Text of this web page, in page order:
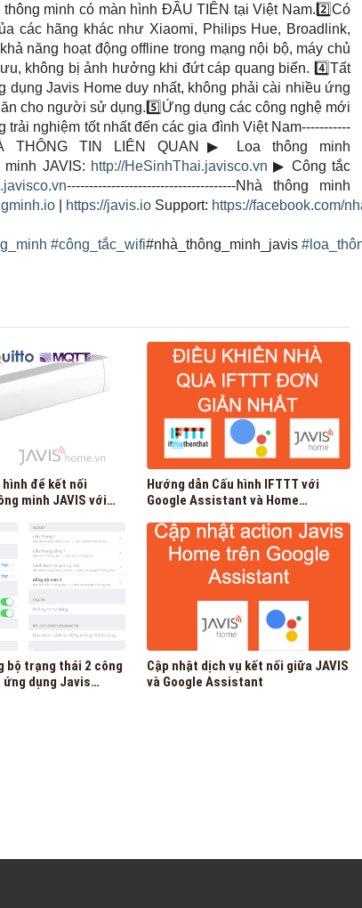
thông minh có màn hình ĐẦU TIÊN tại Việt Nam. 2️⃣Có
các hãng khác như Xiaomi, Philips Hue, Broadlink,
năng hoạt động offline trong mạng nội bộ, máy chủ
không bị ảnh hưởng khi đứt cáp quang biển. 4️⃣Tất
Javis Home duy nhất, không phải cài nhiều ứng
cho người sử dụng. 5️⃣ Ứng dụng các công nghệ mới
nghiệm tốt nhất đến các gia đình Việt Nam-----------
THÔNG TIN LIÊN QUAN
▶
Loa thông minh
JAVIS: http://HeSinhThai.javisco.vn ▶ Công tắc
--------------------------------------Nhà thông minh
https://javis.io Support: https://facebook.com/
#công_tắc_wifi#nhà_thông_minh_javis #
để kết nối
minh JAVIS với
Hướng dẫn Cấu hình IFTTT với
Google Assistant và Home
thái 2 công
Cập nhật dịch vụ kết nối giữa JAVIS
và Google Assistant